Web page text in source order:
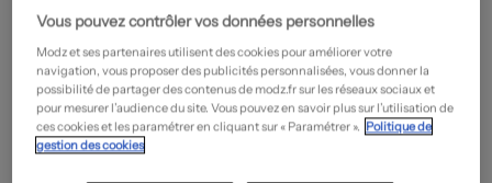
DIGEL
Costume de ville - Poches
139,50€
Prix boutique : 279,00€ -50% ?
Guide des tailles
Vous pouvez contrôler vos données personnelles
Modz et ses partenaires utilisent des cookies pour améliorer votre
navigation, vous proposer des publicités personnalisées, vous donner la
possibilité de partager des contenus de modz.fr sur les réseaux sociaux et
pour mesurer l’audience du site. Vous pouvez en savoir plus sur l’utilisation de
ces cookies et les paramétrer en cliquant sur « Paramétrer ». Politique de
gestion des cookies